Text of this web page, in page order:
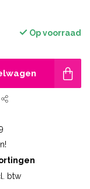
Op voorraad
btw